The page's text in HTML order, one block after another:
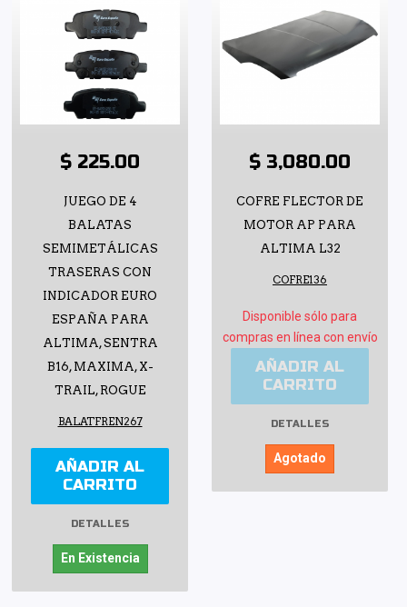
$ 225.00
JUEGO DE 4
BALATAS
SEMIMETÁLICAS
TRASERAS CON
INDICADOR EURO
ESPAÑA PARA
ALTIMA, SENTRA
B16, MAXIMA, X-
TRAIL, ROGUE
BALATFREN267
AÑADIR AL
CARRITO
DETALLES
En Existencia
$ 3,080.00
COFRE FLECTOR DE
MOTOR AP PARA
ALTIMA L32
COFRE136
Disponible sólo para
compras en línea con envío
AÑADIR AL
CARRITO
DETALLES
Agotado